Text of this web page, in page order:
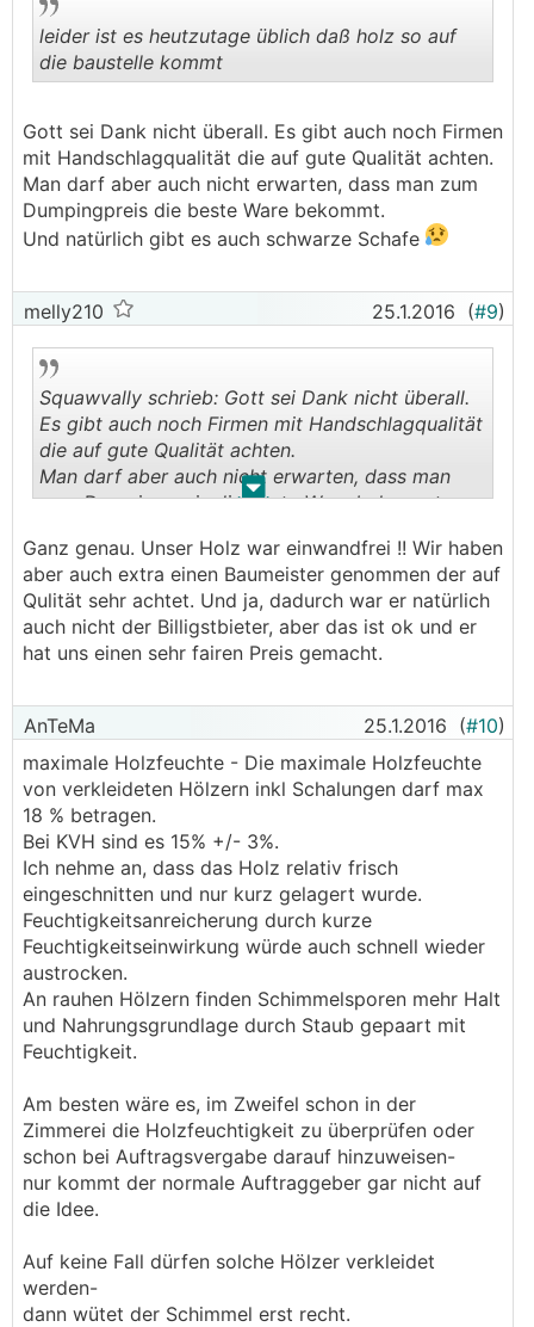
..
leider ist es heutzutage üblich daß holz so auf
die baustelle kommt
Gott sei Dank nicht überall. Es gibt auch noch Firmen
mit Handschlagqualität die auf gute Qualität achten.
Man darf aber auch nicht erwarten, dass man zum
Dumpingpreis die beste Ware bekommt.
Und natürlich gibt es auch schwarze Schafe
melly210 25.1.2016 (#9)
. .
Squawvally schrieb: Gott sei Dank nicht überall.
Es gibt auch noch Firmen mit Handschlagqualität
die auf gute Qualität achten.
Man darf aber auch nicht erwarten, dass man
zum Dumpingpreis die beste Ware bekommt.
Ganz genau. Unser Holz war einwandfrei !! Wir haben
aber auch extra einen Baumeister genommen der auf
Qulität sehr achtet. Und ja, dadurch war er natürlich
auch nicht der Billigstbieter, aber das ist ok und er
hat uns einen sehr fairen Preis gemacht.
AnTeMa 25.1.2016 (#10)
maximale Holzfeuchte - Die maximale Holzfeuchte
von verkleideten Hölzern inkl Schalungen darf max
18 % betragen.
Bei KVH sind es 15% +/- 3%.
Ich nehme an, dass das Holz relativ frisch
eingeschnitten und nur kurz gelagert wurde.
Feuchtigkeitsanreicherung durch kurze
Feuchtigkeitseinwirkung würde auch schnell wieder
austrocken.
An rauhen Hölzern finden Schimmelsporen mehr Halt
und Nahrungsgrundlage durch Staub gepaart mit
Feuchtigkeit.
Am besten wäre es, im Zweifel schon in der
Zimmerei die Holzfeuchtigkeit zu überprüfen oder
schon bei Auftragsvergabe darauf hinzuweisen-
nur kommt der normale Auftraggeber gar nicht auf
die Idee.
Auf keine Fall dürfen solche Hölzer verkleidet
werden-
dann wütet der Schimmel erst recht.